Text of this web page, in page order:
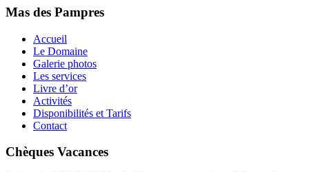
Mas des Pampres
Accueil
Le Domaine
Galerie photos
Les services
Livre d’or
Activités
Disponibilités et Tarifs
Contact
Chèques Vacances